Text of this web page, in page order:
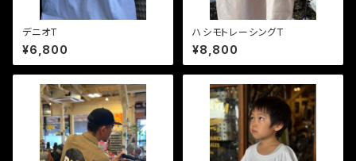
デニオT
¥6,800
ハシモトレーシングT
¥8,800